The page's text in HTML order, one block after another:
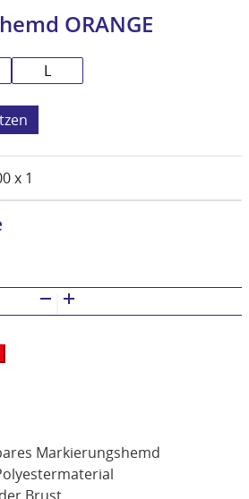
ORANGE
L
x 1
Markierungshemd